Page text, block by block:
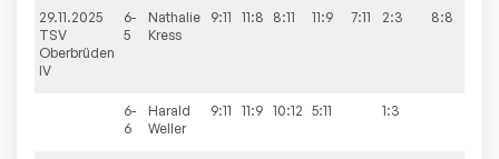
29.11.2025
TSV
Oberbrüden
IV
6-
5
Nathalie
Kress
9:11 11:8 8:11 11:9 7:11 2:3 8:8
6-
6
Harald
Weller
9:11 11:9 10:12 5:11 1:3